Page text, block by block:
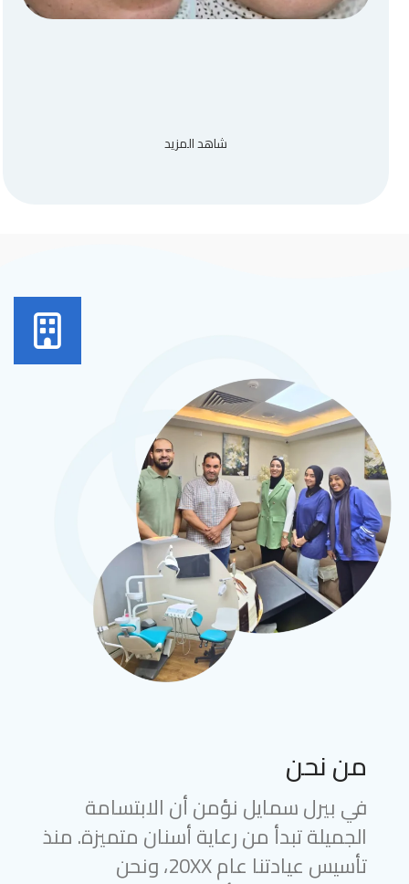
شاهد المزيد
من نحن
في بيرل سمايل نؤمن أن الابتسامة
الجميلة تبدأ من رعاية أسنان متميزة. منذ
تأسيس عيادتنا عام 20XX، ونحن